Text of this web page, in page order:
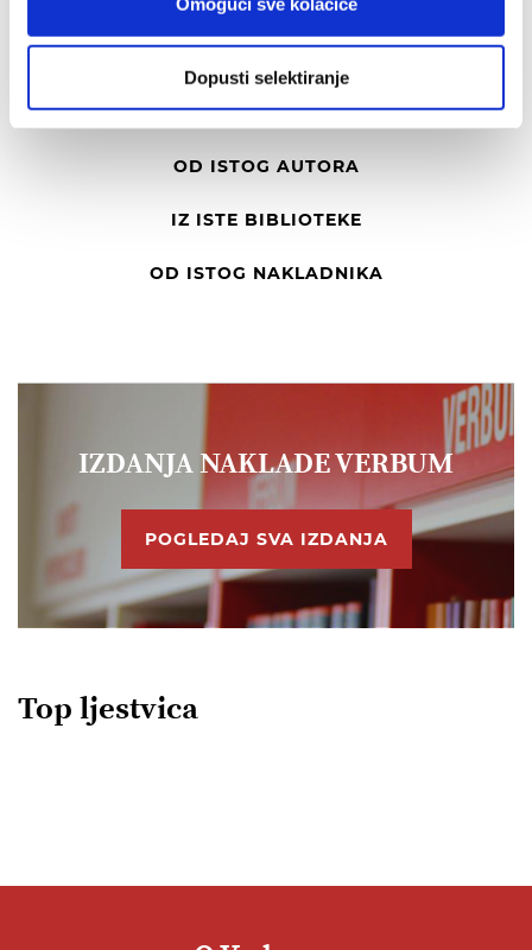
Dopusti selektiranje
Preporuka
IZ SLIČNOG PODRUČJA
OD ISTOG AUTORA
IZ ISTE BIBLIOTEKE
OD ISTOG NAKLADNIKA
IZDANJA NAKLADE VERBUM
POGLEDAJ SVA IZDANJA
Top ljestvica